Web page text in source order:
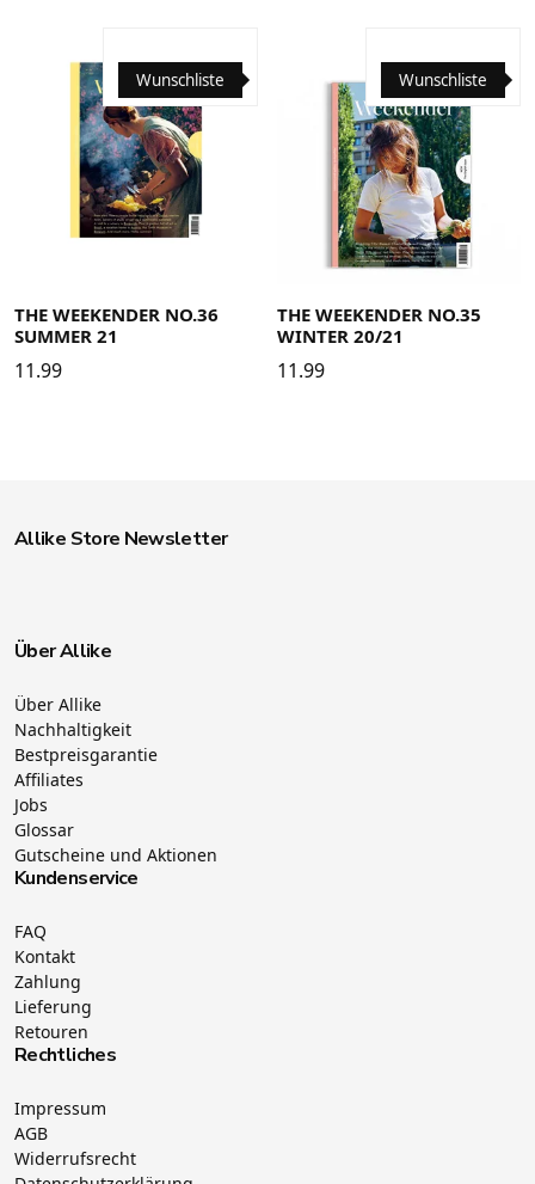
Wunschliste
THE WEEKENDER NO.36
SUMMER 21
11.99
Wunschliste
THE WEEKENDER NO.35
WINTER 20/21
11.99
Allike Store Newsletter
Über Allike
Über Allike
Nachhaltigkeit
Bestpreisgarantie
Affiliates
Jobs
Glossar
Gutscheine und Aktionen
Kundenservice
FAQ
Kontakt
Zahlung
Lieferung
Retouren
Rechtliches
Impressum
AGB
Widerrufsrecht